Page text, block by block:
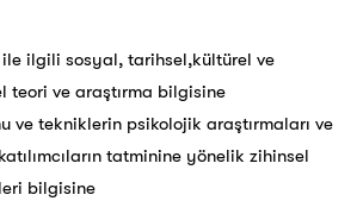
ilgili sosyal, tarihsel,kültürel ve
teori ve araştırma bilgisine
ve tekniklerin psikolojik araştırmaları ve
tatminine yönelik zihinsel
bilgisine